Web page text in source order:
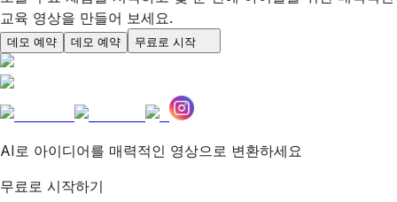
교육 영상을 만들어 보세요.
데모 예약 데모 예약 무료로 시작
AI로 아이디어를 매력적인 영상으로 변환하세요
무료로 시작하기